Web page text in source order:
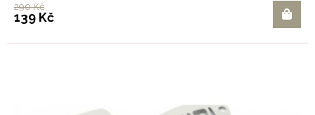
290 Kč
139 Kč